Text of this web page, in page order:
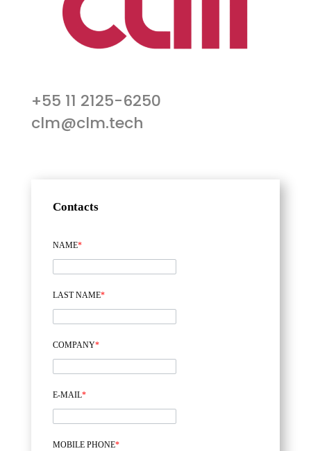
+55 11 2125-6250
clm@clm.tech
Contacts
NAME*
LAST NAME*
COMPANY*
E-MAIL*
MOBILE PHONE*